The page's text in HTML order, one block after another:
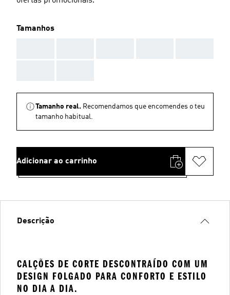
Tamanhos
Tamanho real. Recomendamos que encomendes o teu
tamanho habitual.
Adicionar ao carrinho
Descrição
CALÇÕES DE CORTE DESCONTRAÍDO COM UM
DESIGN FOLGADO PARA CONFORTO E ESTILO
NO DIA A DIA.